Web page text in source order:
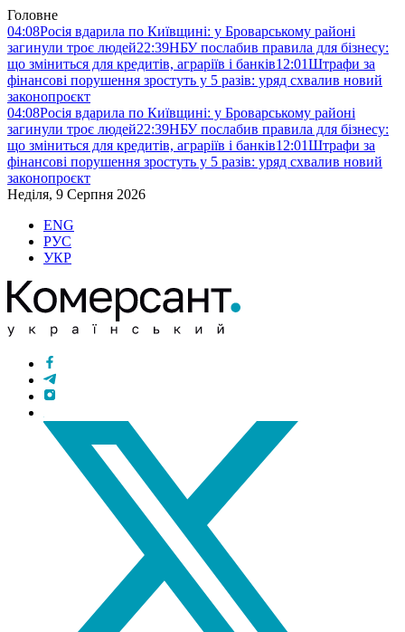
Головне
04:08Росія вдарила по Київщині: у Броварському районі
загинули троє людей22:39НБУ послабив правила для бізнесу:
що зміниться для кредитів, аграріїв і банків12:01Штрафи за
фінансові порушення зростуть у 5 разів: уряд схвалив новий
законопроєкт
04:08Росія вдарила по Київщині: у Броварському районі
загинули троє людей22:39НБУ послабив правила для бізнесу:
що зміниться для кредитів, аграріїв і банків12:01Штрафи за
фінансові порушення зростуть у 5 разів: уряд схвалив новий
законопроєкт
Неділя, 9 Серпня 2026
ENG
РУС
УКР